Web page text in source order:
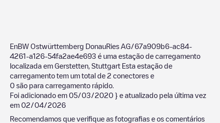
EnBW Ostwürttemberg DonauRies AG/67a909b6-ac84-
4261-a126-54fa2ae4e693 é uma estação de carregamento
localizada em Gerstetten Stuttgart Esta estação de
carregamento tem um total de 2 conectores e
0 são para carregamento rápido.
Foi adicionado em 05/03/2020 } e atualizado pela última vez
em 02/04/2026
Recomendamos que verifique as fotografias e os comentários